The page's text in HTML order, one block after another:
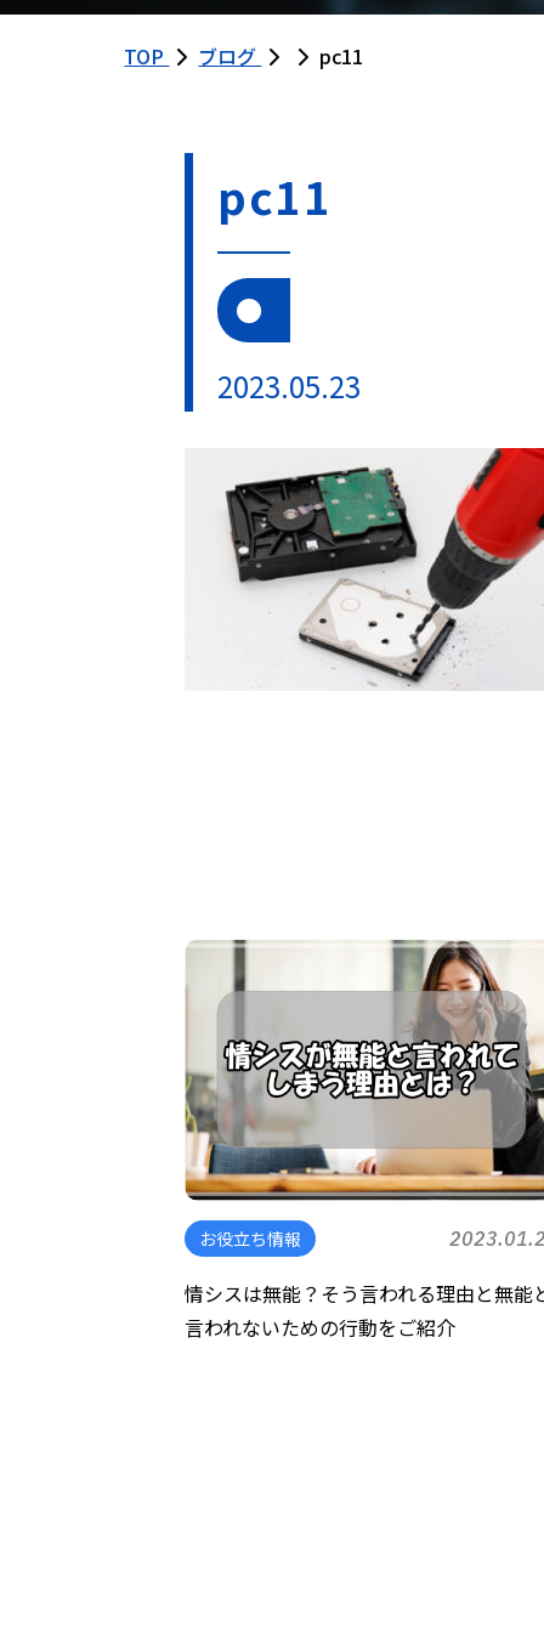
TOP ブログ pc11
pc11
2023.05.23
お役立ち情報
情シスは無能？そう言われる理由と無能
言われないための行動をご紹介